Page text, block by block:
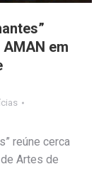
em
reúne cerca
Artes de